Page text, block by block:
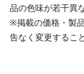
品の色味が若干異
※掲載の価格・製
告なく変更するこ